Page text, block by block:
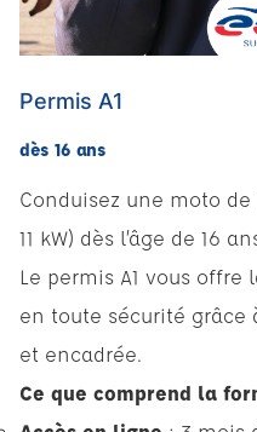
Permis A1
dès 16 ans
Conduisez une moto de
11 kW) dès l’âge de 16
Le permis A1 vous
en toute sécurité
et encadrée.
Ce que comprend la